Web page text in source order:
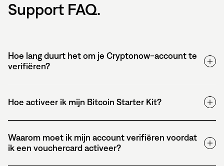
Support FAQ.
Hoe lang duurt het om je Cryptonow-account te
verifiëren?
Hoe activeer ik mijn Bitcoin Starter Kit?
Waarom moet ik mijn account verifiëren voordat
ik een vouchercard activeer?